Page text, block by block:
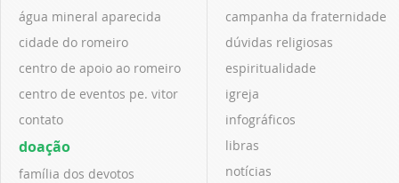
água mineral aparecida
cidade do romeiro
centro de apoio ao romeiro
centro de eventos pe. vitor
contato
doação
família dos devotos
campanha da fraternidade
dúvidas religiosas
espiritualidade
igreja
infográficos
libras
notícias